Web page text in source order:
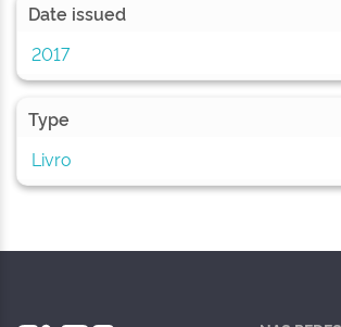
Date issued
2017
Type
Livro